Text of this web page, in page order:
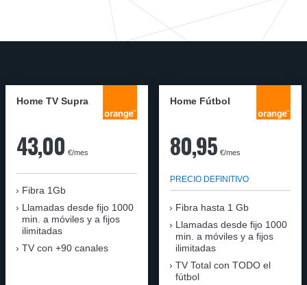
Home TV Supra
43,00 €/mes
Fibra 1Gb
Llamadas desde fijo 1000
min. a móviles y a fijos
ilimitadas
TV con +90 canales
Home Fútbol
80,95 €/mes
PRECIO DEFINITIVO
Fibra hasta 1 Gb
Llamadas desde fijo 1000
min. a móviles y a fijos
ilimitadas
TV Total con TODO el
fútbol